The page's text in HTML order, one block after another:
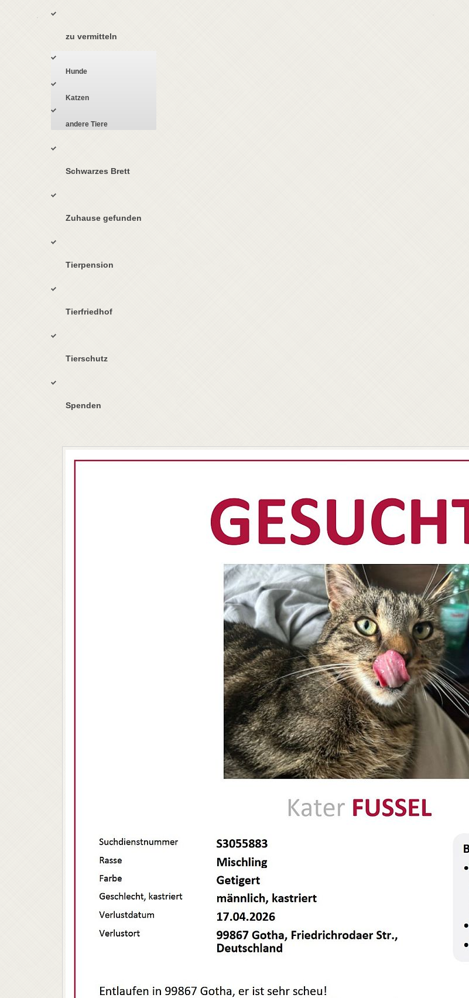
zu vermitteln
Hunde
Katzen
andere Tiere
Schwarzes Brett
Zuhause gefunden
Tierpension
Tierfriedhof
Tierschutz
Spenden